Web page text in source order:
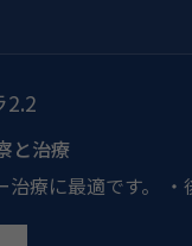
2.2
と治療
治療に最適です。